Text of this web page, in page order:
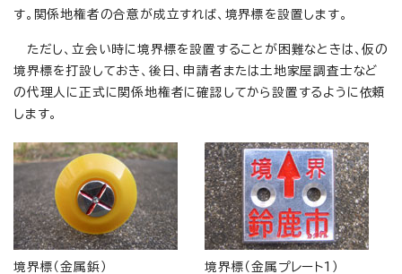
す。関係地権者の合意が成立すれば、境界標を設置します。
ただし、立会い時に境界標を設置することが困難なときは、仮の
境界標を打設しておき、後日、申請者または土地家屋調査士など
の代理人に正式に関係地権者に確認してから設置するように依頼
します。
境界標（金属鋲） 境界標（金属プレート1）